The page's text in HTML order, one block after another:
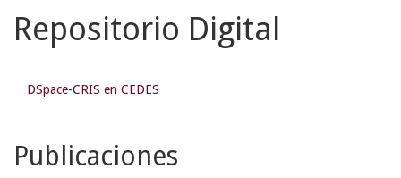
Repositorio Digital
DSpace-CRIS en CEDES
Publicaciones